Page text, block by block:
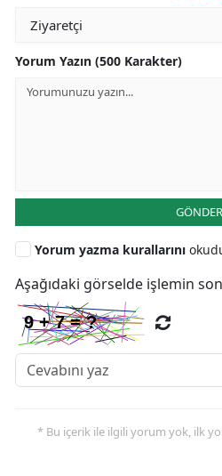
Yorum Yazın (500 Karakter)
GÖNDER
Yorum yazma kurallarını
Aşağıdaki görselde işlemin
* Bu içerik ile ilgili yorum yok, ilk